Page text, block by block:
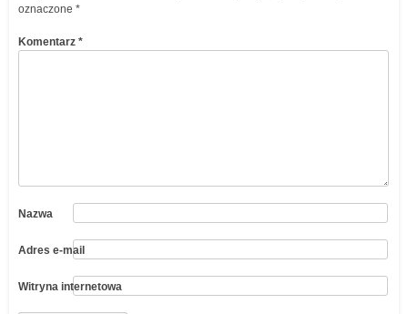
oznaczone *
Komentarz *
Nazwa
Adres e-mail
Witryna internetowa